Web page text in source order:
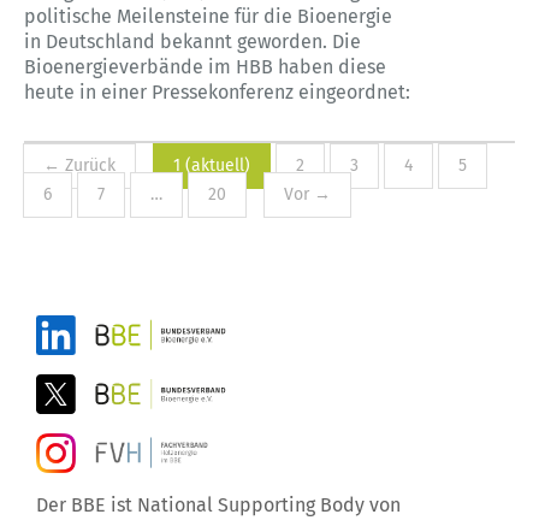
politische Meilensteine für die Bioenergie
in Deutschland bekannt geworden. Die
Bioenergieverbände im HBB haben diese
heute in einer Pressekonferenz eingeordnet:
← Zurück 1 (aktuell) 2 3 4
5
6
7 … 20 Vor →
Der BBE ist National Supporting Body von